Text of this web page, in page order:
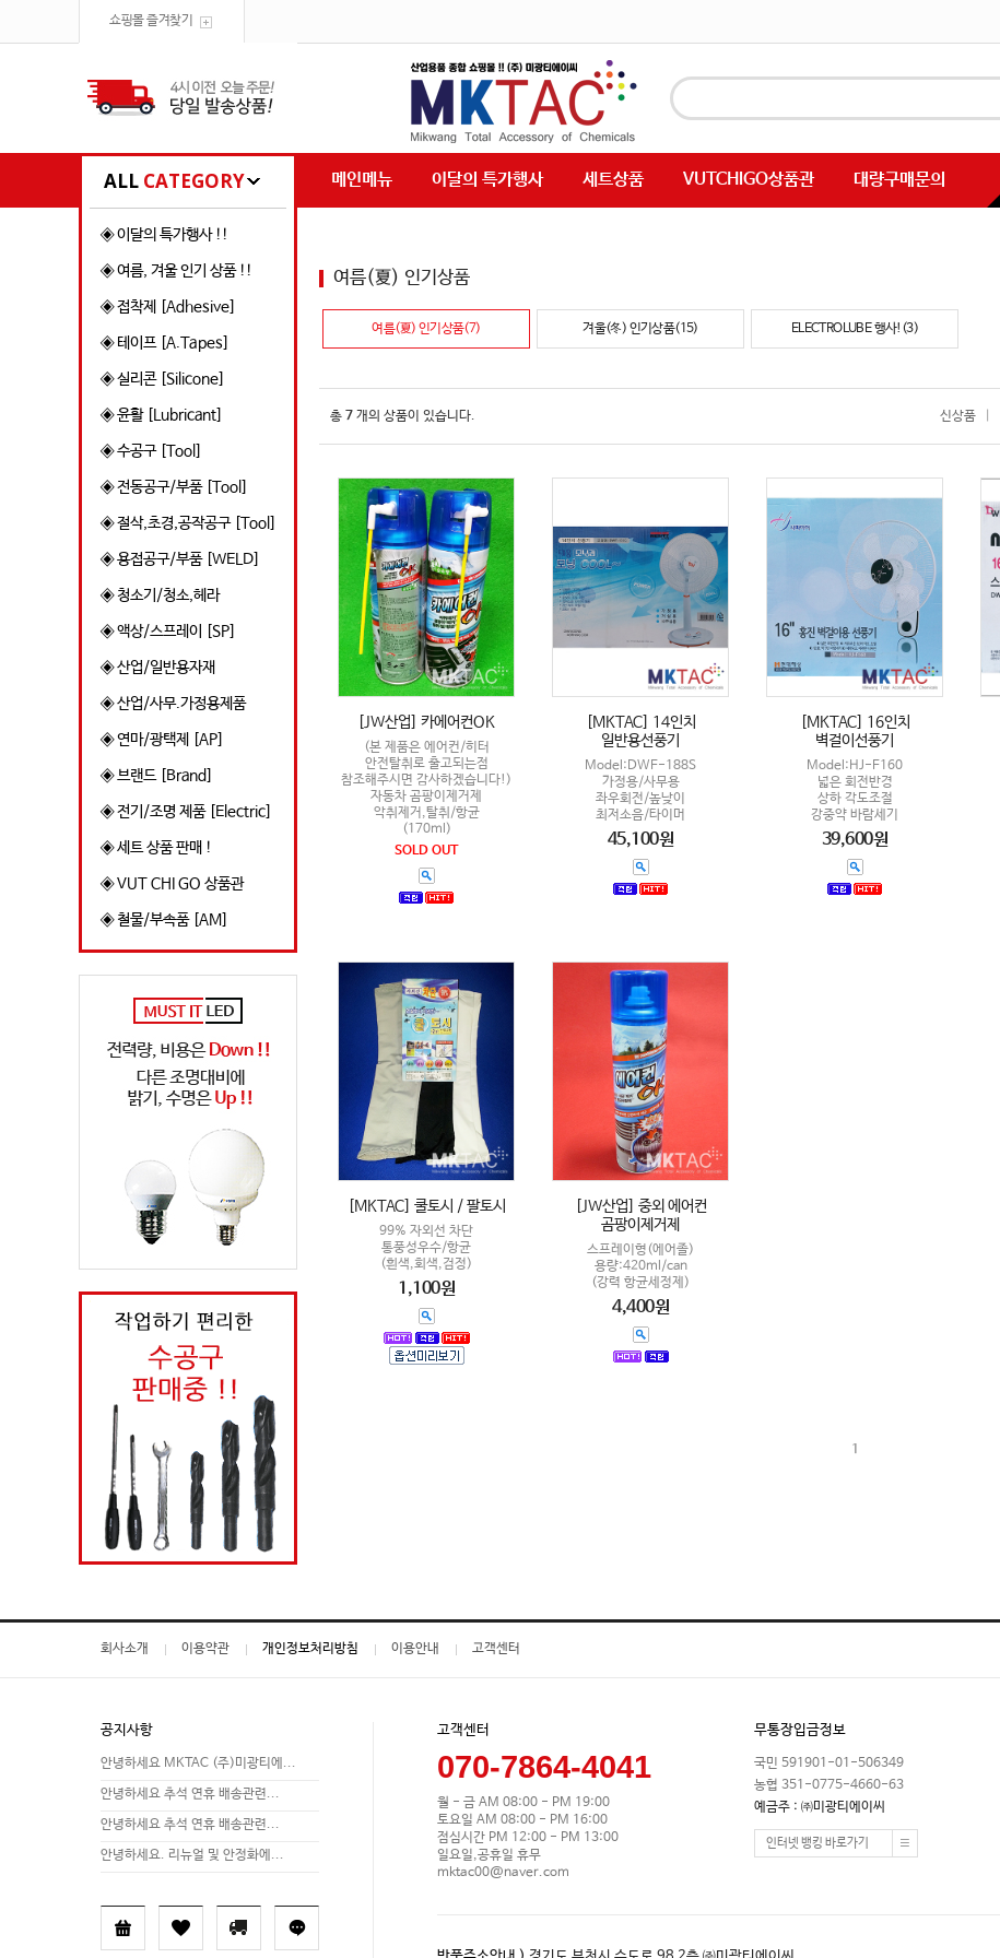
쇼핑몰 즐겨찾기
ALL CATEGORY 메인메뉴 이달의 특가행사 세트상품 VUTCHIGO상품관 대량구매문의
◈ 이달의 특가행사 !!
◈ 여름, 겨울 인기 상품 !!
◈ 접착제 [Adhesive]
◈ 테이프 [A.Tapes]
◈ 실리콘 [Silicone]
◈ 윤활 [Lubricant]
◈ 수공구 [Tool]
◈ 전동공구/부품 [Tool]
◈ 절삭,초경,공작공구 [Tool]
◈ 용접공구/부품 [WELD]
◈ 청소기/청소,헤라
◈ 액상/스프레이 [SP]
◈ 산업/일반용자재
◈ 산업/사무.가정용제품
◈ 연마/광택제 [AP]
◈ 브랜드 [Brand]
◈ 전기/조명 제품 [Electric]
◈ 세트 상품 판매 !
◈ VUT CHI GO 상품관
◈ 철물/부속품 [AM]
여름(夏) 인기상품
여름(夏) 인기상품(7) 겨울(冬) 인기상품(15) ELECTROLUBE 행사!(3)
총 7 개의 상품이 있습니다. 신상품
[JW산업] 카에어컨OK
(본 제품은 에어컨/히터
안전탈취로 출고되는점
참조해주시면 감사하겠습니다!)
자동차 곰팡이제거제
악취제거,탈취/항균
(170ml)
SOLD OUT
[MKTAC] 14인치
일반용선풍기
Model:DWF-188S
가정용/사무용
좌우회전/높낮이
최저소음/타이머
45,100원
[MKTAC] 16인치
벽걸이선풍기
Model:HJ-F160
넓은 회전반경
상하 각도조절
강중약 바람세기
39,600원
[MKTAC] 쿨토시 / 팔토시
99% 자외선 차단
통풍성우수/항균
(흰색,회색,검정)
1,100원
[JW산업] 중외 에어컨
곰팡이제거제
스프레이형(에어졸)
용량:420ml/can
(강력 항균세정제)
4,400원
1
회사소개 이용약관 개인정보처리방침 이용안내 고객센터
공지사항
안녕하세요 MKTAC (주)미광티에...
안녕하세요 추석 연휴 배송관련...
안녕하세요 추석 연휴 배송관련...
안녕하세요. 리뉴얼 및 안정화에...
고객센터
070-7864-4041
월 - 금 AM 08:00 - PM 19:00
토요일 AM 08:00 - PM 16:00
점심시간 PM 12:00 - PM 13:00
일요일,공휴일 휴무
mktac00@naver.com
무통장입금정보
국민 591901-01-506349
농협 351-0775-4660-63
예금주 : ㈜미광티에이씨
인터넷 뱅킹 바로가기